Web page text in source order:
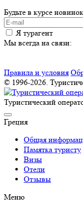
Будьте в курсе
Я турагент
Мы всегда на связи:
Правила и условия
© 1996-2026.
Туристический
Греция
Общая
Памятка туристу
Визы
Отели
Отзывы
Меню